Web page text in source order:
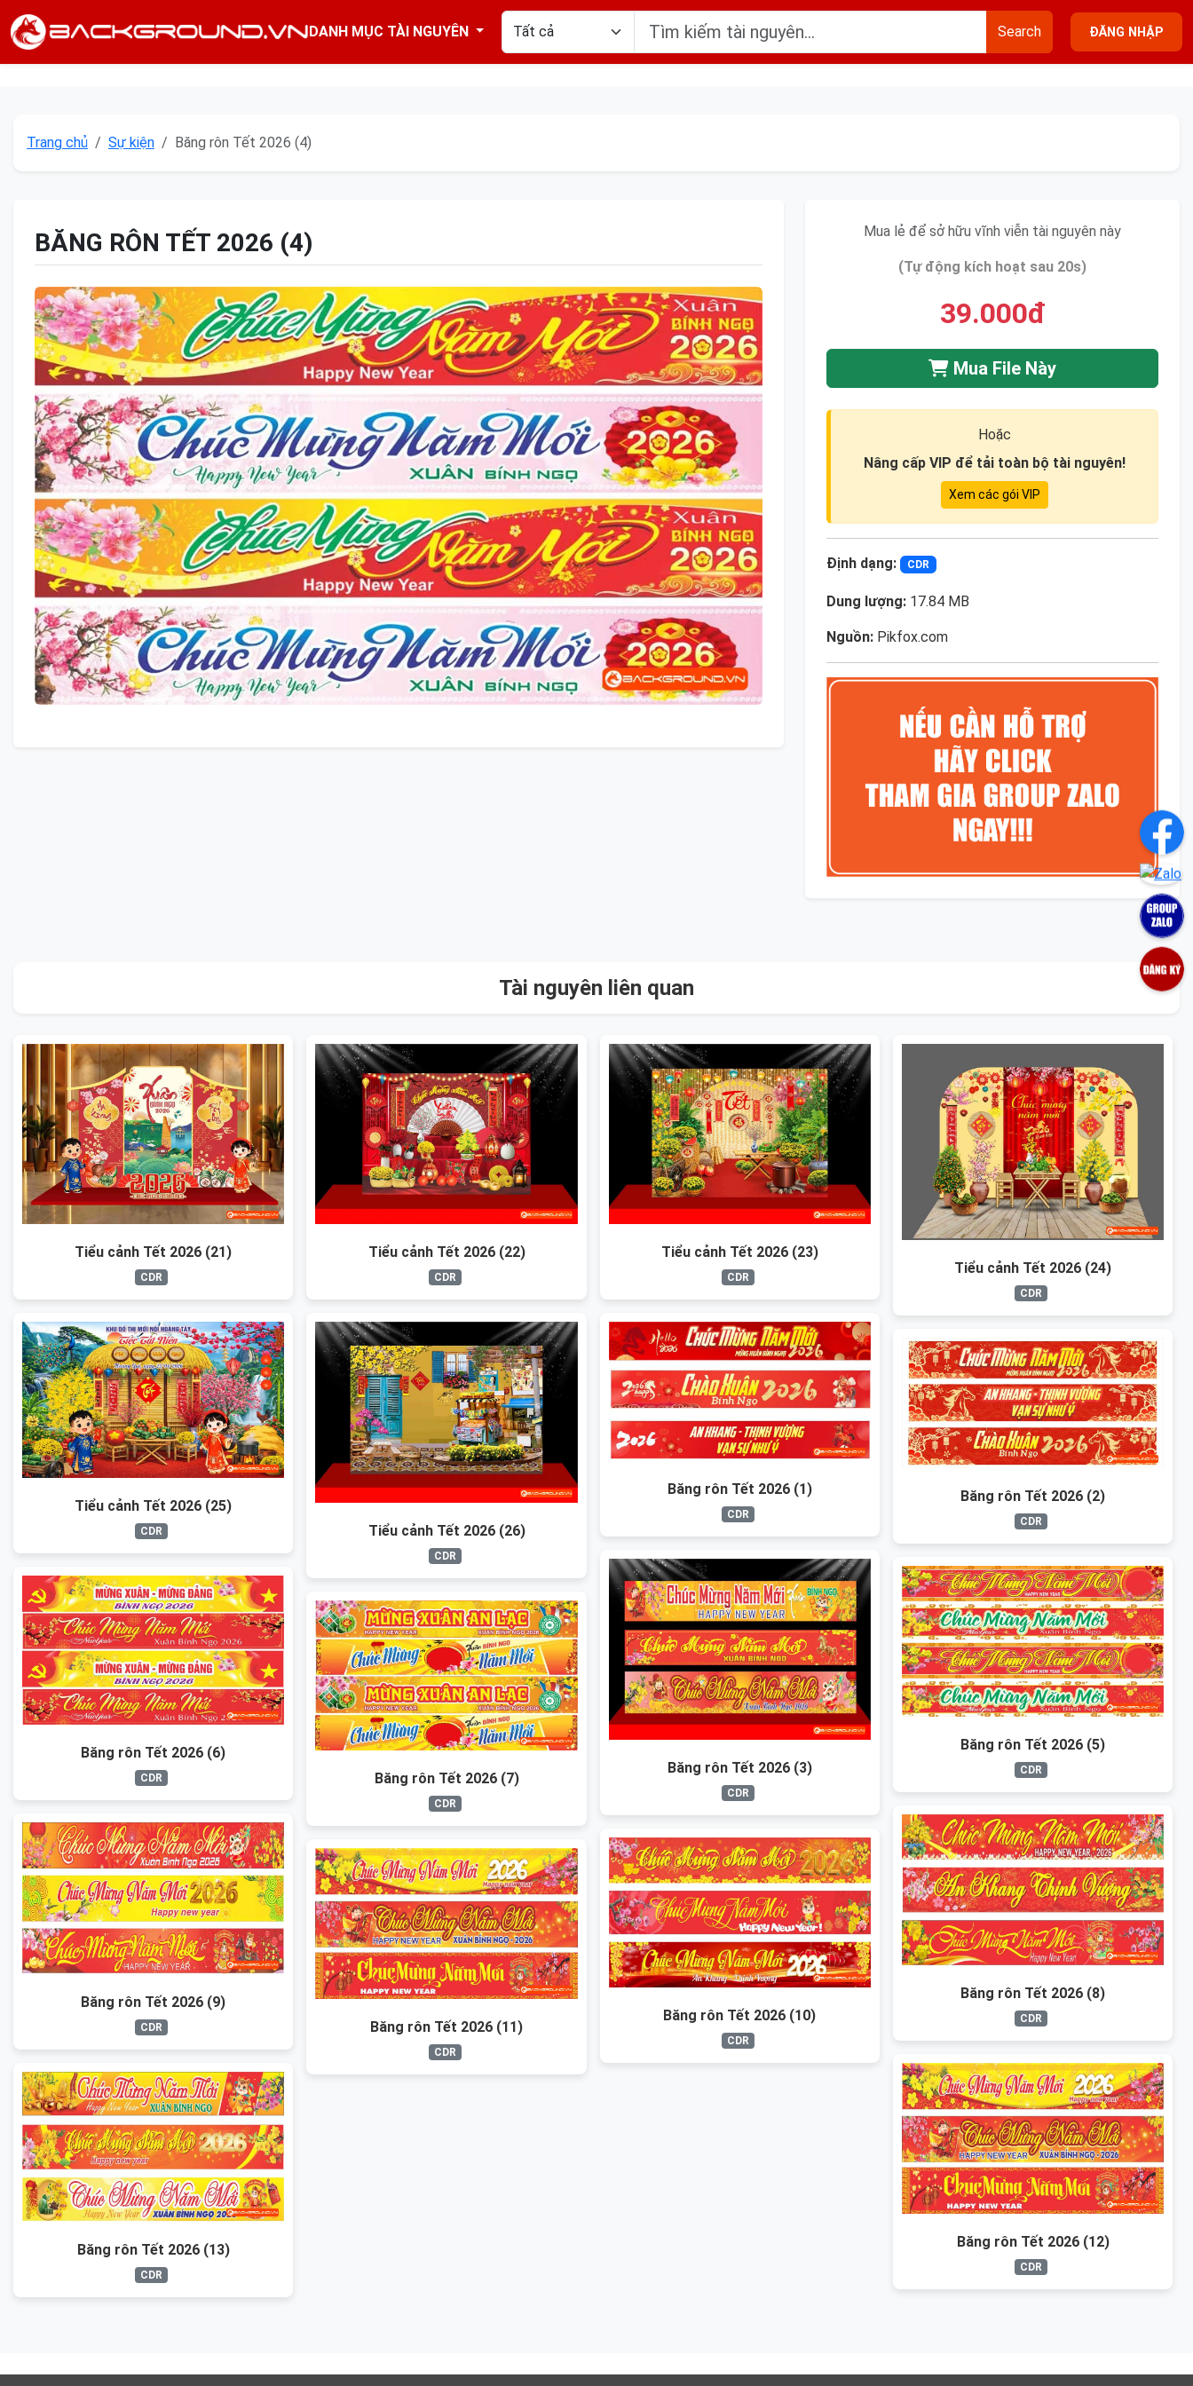
DANH MỤC TÀI NGUYÊN Search ĐĂNG NHẬP
Trang chủ Sự kiện Băng rôn Tết 2026 (4)
BĂNG RÔN TẾT 2026 (4) Mua lẻ để sở hữu vĩnh viễn tài nguyên này
(Tự động kích hoạt sau 20s)
39.000đ
Mua File Này
Hoặc
Nâng cấp VIP để tải toàn bộ tài nguyên!
Xem các gói VIP
Định dạng: CDR
Dung lượng: 17.84 MB
Nguồn: Pikfox.com
Tài nguyên liên quan
Tiểu cảnh Tết 2026 (21)
CDR
Tiểu cảnh Tết 2026 (22)
CDR
Tiểu cảnh Tết 2026 (23)
CDR
Tiểu cảnh Tết 2026 (24)
CDR
Tiểu cảnh Tết 2026 (25)
CDR Tiểu cảnh Tết 2026 (26)
CDR
Băng rôn Tết 2026 (1)
CDR
Băng rôn Tết 2026 (2)
CDR
Băng rôn Tết 2026 (3)
CDR
Băng rôn Tết 2026 (5)
CDR
Băng rôn Tết 2026 (6)
CDR Băng rôn Tết 2026 (7)
CDR
Băng rôn Tết 2026 (8)
CDR
Băng rôn Tết 2026 (9)
CDR
Băng rôn Tết 2026 (10)
CDR
Băng rôn Tết 2026 (11)
CDR
Băng rôn Tết 2026 (12)
CDR
Băng rôn Tết 2026 (13)
CDR